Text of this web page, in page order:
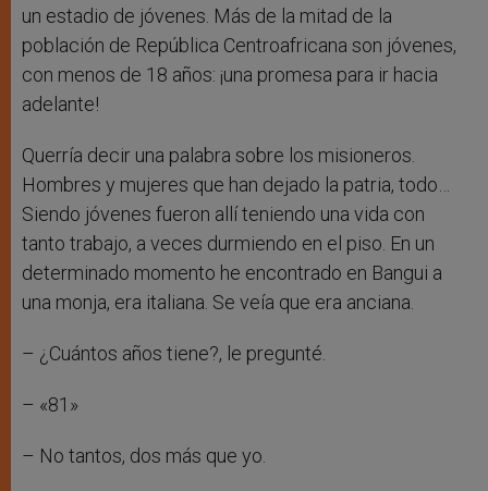
un estadio de jóvenes. Más de la mitad de la
población de República Centroafricana son jóvenes,
con menos de 18 años: ¡una promesa para ir hacia
adelante!
Querría decir una palabra sobre los misioneros.
Hombres y mujeres que han dejado la patria, todo…
Siendo jóvenes fueron allí teniendo una vida con
tanto trabajo, a veces durmiendo en el piso. En un
determinado momento he encontrado en Bangui a
una monja, era italiana. Se veía que era anciana.
– ¿Cuántos años tiene?, le pregunté.
– «81»
– No tantos, dos más que yo.